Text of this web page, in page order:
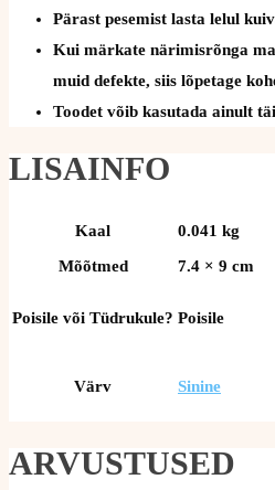
Pärast pesemist lasta lelul
Kui märkate närimisrõnga
muid defekte, siis lõpetage
Toodet võib kasutada ainult
LISAINFO
Kaal
0.041 kg
Mõõtmed
7.4 × 9 cm
Poisile või Tüdrukule? Poisile
Värv Sinine
ARVUSTUSED